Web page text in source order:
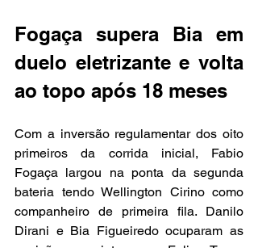
Fogaça supera Bia em
duelo eletrizante e volta
ao topo após 18 meses
Com a inversão regulamentar dos oito
primeiros da corrida inicial, Fabio
Fogaça largou na ponta da segunda
bateria tendo Wellington Cirino como
companheiro de primeira fila. Danilo
Dirani e Bia Figueiredo ocuparam as